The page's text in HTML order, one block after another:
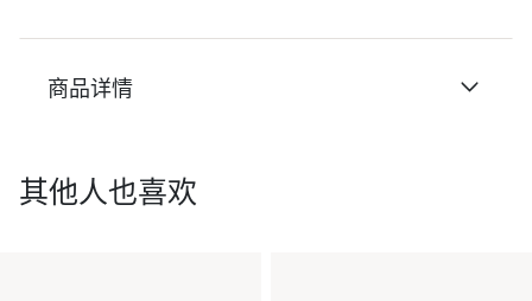
商品详情
其他人也喜欢